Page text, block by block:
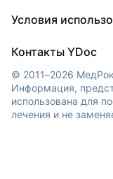
Регионы
Клиники
Условия
Обработка
Контакты YDoc
© 2011–2026
Информация,
использована для
лечения и не